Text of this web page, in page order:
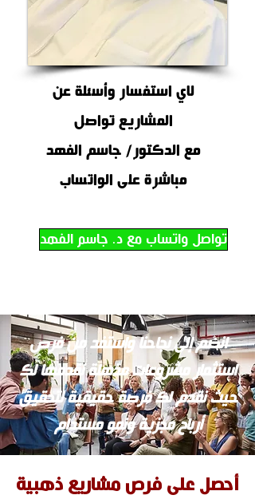
لاي استفسار وأسئلة عن
المشاريع تواصل
مع الدكتور/ جاسم الفهد
مباشرة على الواتساب
تواصل واتساب مع د. جاسم الفهد
انضم إلى نجاحنا واستفد من فرص
استثمار مشروعات مذهلة نقدمها لك
حيث نقدم لك فرصة حقيقية لتحقيق
أرباح مجزية ونمو مستدام
أحصل على فرص مشاريع ذهبية